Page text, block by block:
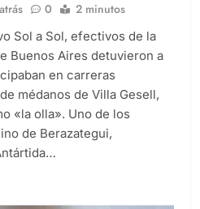
0 2 minutos
Sol a Sol, efectivos de la
Buenos Aires detuvieron a
en carreras
médanos de Villa Gesell,
«la olla». Uno de los
de Berazategui,